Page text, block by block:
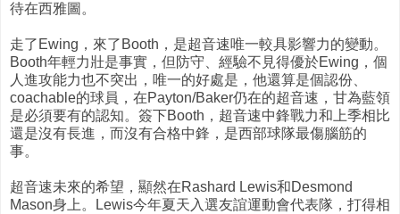
待在西雅圖。
走了Ewing，來了Booth，是超音速唯一較具影響力的變動。
Booth年輕力壯是事實，但防守、經驗不見得優於Ewing，個
人進攻能力也不突出，唯一的好處是，他還算是個認份、
coachable的球員，在Payton/Baker仍在的超音速，甘為藍領
是必須要有的認知。簽下Booth，超音速中鋒戰力和上季相比
還是沒有長進，而沒有合格中鋒，是西部球隊最傷腦筋的
事。
超音速未來的希望，顯然在Rashard Lewis和Desmond
Mason身上。Lewis今年夏天入選友誼運動會代表隊，打得相